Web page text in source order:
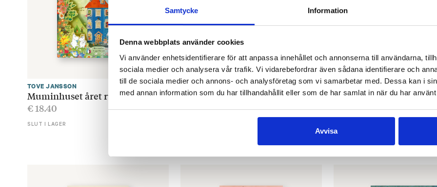
Samtycke Information
Denna webbplats använder cookies
Vi använder enhetsidentifierare för att anpassa innehållet och annonserna till användarna,
sociala medier och analysera vår trafik. Vi vidarebefordrar även sådana identifierare och
till de sociala medier och annons- och analysföretag som vi samarbetar med. Dessa kan i
med annan information som du har tillhandahållit eller som de har samlat in när du har
Avvisa
TOVE JANSSON
Muminhuset året runt
€18.40
SLUT I LAGER
TOVE JANSSON
Skurken i Muminhuset
€25.80
TOVE JANSSON
Mumin och Lilla My
Lekar
€9.80